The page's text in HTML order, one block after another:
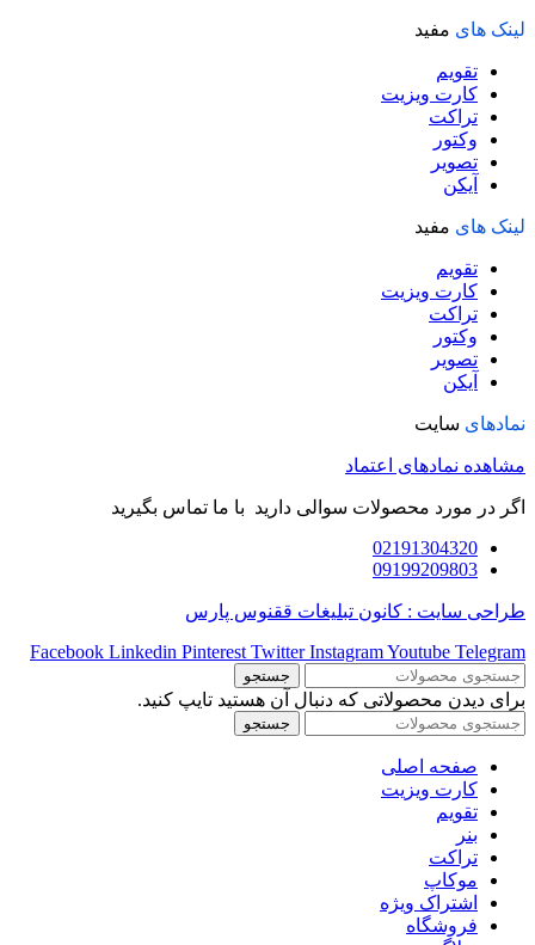
لینک های مفید
تقویم
کارت ویزیت
تراکت
وکتور
تصویر
آیکن
لینک های مفید
تقویم
کارت ویزیت
تراکت
وکتور
تصویر
آیکن
نمادهای سایت
مشاهده نمادهای اعتماد
اگر در مورد محصولات سوالی دارید با ما تماس بگیرید
02191304320
09199209803
طراحی سایت : کانون تبلیغات ققنوس پارس
Facebook Linkedin Pinterest Twitter InstagramYoutube Telegram
جستجو
برای دیدن محصولاتی که دنبال آن هستید تایپ کنید.
جستجو
صفحه اصلی
کارت ویزیت
تقویم
بنر
تراکت
موکاپ
اشتراک ویژه
فروشگاه